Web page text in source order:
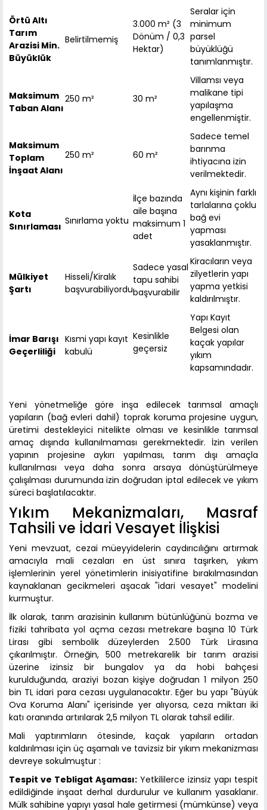
Örtü Altı
Tarım
Arazisi Min.
Büyüklük
Belirtilmemiş
3.000 m² (3
Dönüm / 0,3
Hektar)
Seralar için
minimum
parsel
büyüklüğü
tanımlanmıştır.
Maksimum
Taban Alanı
250 m² 30 m²
Villamsı veya
malikane tipi
yapılaşma
engellenmiştir.
Maksimum
Toplam
İnşaat Alanı
250 m² 60 m²
Sadece temel
barınma
ihtiyacına izin
verilmektedir.
Kota
Sınırlaması Sınırlama yoktu
İlçe bazında
aile başına
maksimum 1
adet
Aynı kişinin farklı
tarlalarına çoklu
bağ evi
yapması
yasaklanmıştır.
Mülkiyet
Şartı
Hisseli/Kiralık
başvurabiliyordu
Sadece yasal
tapu sahibi
başvurabilir
Kiracıların veya
zilyetlerin yapı
yapma yetkisi
kaldırılmıştır.
İmar Barışı
Geçerliliği
Kısmi yapı kayıt
kabulü
Kesinlikle
geçersiz
Yapı Kayıt
Belgesi olan
kaçak yapılar
yıkım
kapsamındadır.
Yeni yönetmeliğe göre inşa edilecek tarımsal amaçlı
yapıların (bağ evleri dahil) toprak koruma projesine uygun,
üretimi destekleyici nitelikte olması ve kesinlikle tarımsal
amaç dışında kullanılmaması gerekmektedir. İzin verilen
yapının projesine aykırı yapılması, tarım dışı amaçla
kullanılması veya daha sonra arsaya dönüştürülmeye
çalışılması durumunda izin doğrudan iptal edilecek ve yıkım
süreci başlatılacaktır.
Yıkım Mekanizmaları, Masraf
Tahsili ve İdari Vesayet İlişkisi
Yeni mevzuat, cezai müeyyidelerin caydırıcılığını artırmak
amacıyla mali cezaları en üst sınıra taşırken, yıkım
işlemlerinin yerel yönetimlerin inisiyatifine bırakılmasından
kaynaklanan gecikmeleri aşacak "idari vesayet" modelini
kurmuştur.
İlk olarak, tarım arazisinin kullanım bütünlüğünü bozma ve
fiziki tahribata yol açma cezası metrekare başına 10 Türk
Lirası gibi sembolik düzeylerden 2.500 Türk Lirasına
çıkarılmıştır. Örneğin, 500 metrekarelik bir tarım arazisi
üzerine izinsiz bir bungalov ya da hobi bahçesi
kurulduğunda, araziyi bozan kişiye doğrudan 1 milyon 250
bin TL idari para cezası uygulanacaktır. Eğer bu yapı "Büyük
Ova Koruma Alanı" içerisinde yer alıyorsa, ceza miktarı iki
katı oranında artırılarak 2,5 milyon TL olarak tahsil edilir.
Mali yaptırımların ötesinde, kaçak yapıların ortadan
kaldırılması için üç aşamalı ve tavizsiz bir yıkım mekanizması
devreye sokulmuştur :
Tespit ve Tebligat Aşaması: Yetkililerce izinsiz yapı tespit
edildiğinde inşaat derhal durdurulur ve kullanım yasaklanır.
Mülk sahibine yapıyı yasal hale getirmesi (mümkünse) veya